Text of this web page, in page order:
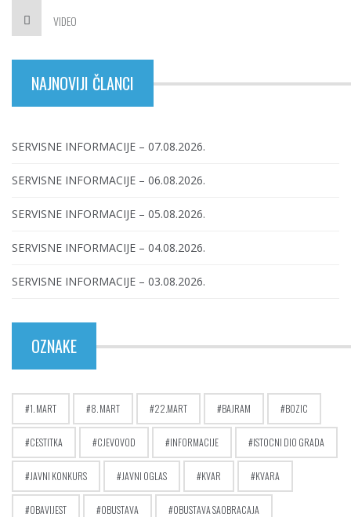
VIDEO
NAJNOVIJI ČLANCI
SERVISNE INFORMACIJE – 07.08.2026.
SERVISNE INFORMACIJE – 06.08.2026.
SERVISNE INFORMACIJE – 05.08.2026.
SERVISNE INFORMACIJE – 04.08.2026.
SERVISNE INFORMACIJE – 03.08.2026.
OZNAKE
1. MART 8. MART 22.MART BAJRAM BOZIC
CESTITKA CJEVOVOD INFORMACIJE ISTOCNI DIO GRADA
JAVNI KONKURS JAVNI OGLAS KVAR KVARA
OBAVIJEST OBUSTAVA OBUSTAVA SAOBRACAJA